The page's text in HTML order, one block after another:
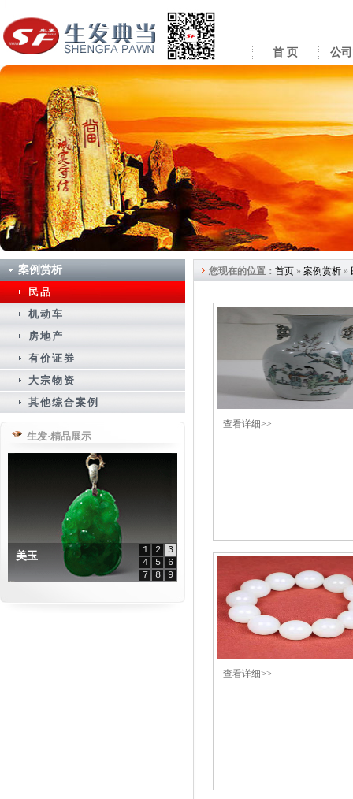
首 页 公
案例赏析
民品
机动车
房地产
有价证券
大宗物资
其他综合案例
生发·精品展示
清朝五十大银锭 1 2
3
4
5
6
7
8 9
您现在的位置： 首页 » 案例赏析 »
查看详细>>
查看详细>>